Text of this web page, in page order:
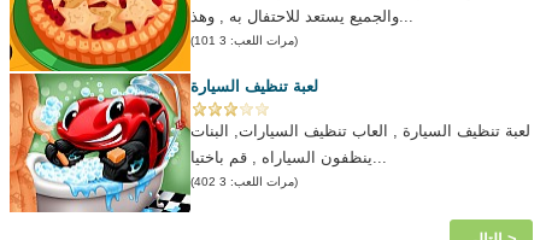
(مرات اللعب: 3 101)
لعبة تنظيف السيارة
لعبة تنظيف السيارة , العاب تنظيف السيارات, البنات
(مرات اللعب: 3 402)